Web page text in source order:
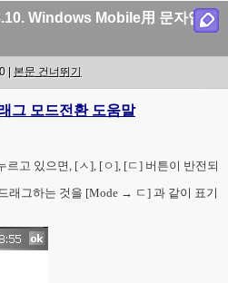
Windows Mobile用 문자입력
| 본문 건너뛰기
그 모드전환 도움말
고 있으면, [ㅅ], [ㅇ], [ㄷ] 버튼이 반전되
래그하는 것을 [Mode → ㄷ] 과 같이 표기